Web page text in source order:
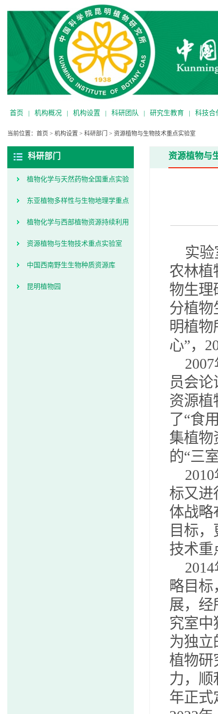
首页 | 机构概况 | 机构设置 | 科研团队 | 研究生教育 | 科技合
当前位置： 首页 > 机构设置 > 科研部门 > 资源植物与生物技术重点实验室
科研部门
植物化学与天然药物全国重点实验
室
东亚植物多样性与生物地理学重点
实验室
植物化学与西部植物资源持续利用
重点实验室
资源植物与生物技术重点实验室
中国西南野生生物种质资源库
昆明植物园
资源植物与
实
农林植
物生理
分植物
明植物
心”，
员会
资源植
了“食
集植物
的“三
标又进
体战略
目标
技术重
略目标
展，经
究室中
为独立
植物研
力，顺
年正式